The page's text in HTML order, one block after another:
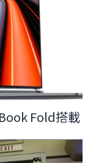
Fold搭載